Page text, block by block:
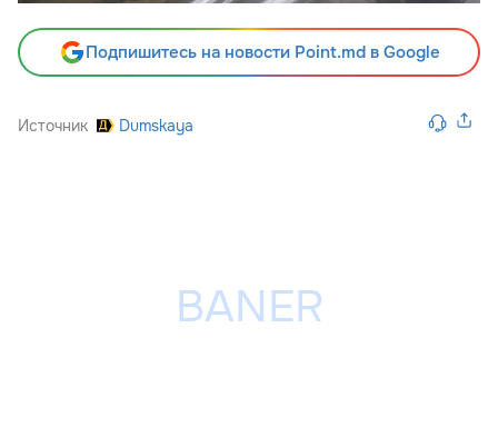
Подпишитесь на новости Point.md в Google
Источник Dumskaya